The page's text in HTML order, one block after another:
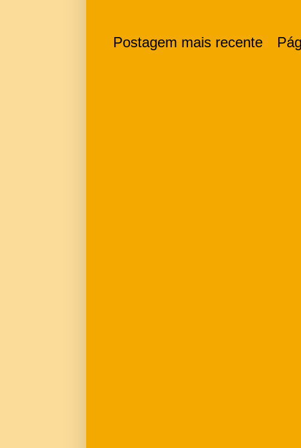
Postagem mais recente